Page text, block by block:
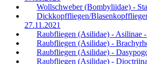
Wollschweber (Bombyliidae) -
Dickkopffliegen/
27.11.2021
Raubfliegen (Asilidae) - Asilinae
Raubfliegen (Asilidae) -
Raubfliegen (Asilidae) -
Raubfliegen (Asilidae) -